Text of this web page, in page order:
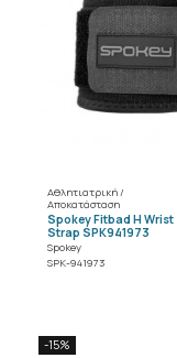
Αθλητιατρική /
Αποκατάσταση
Spokey Fitbad H Wrist
Strap SPK941973
Spokey
SPK-941973
-15%